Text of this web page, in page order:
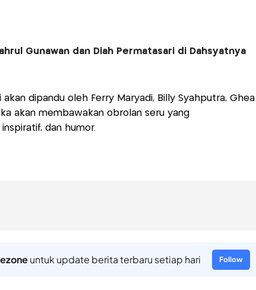
Gunawan dan Diah Permatasari di Dahsyatnya
dipandu oleh Ferry Maryadi, Billy Syahputra, Ghea
akan membawakan obrolan seru yang
dan humor.
untuk update berita terbaru setiap hari Follow